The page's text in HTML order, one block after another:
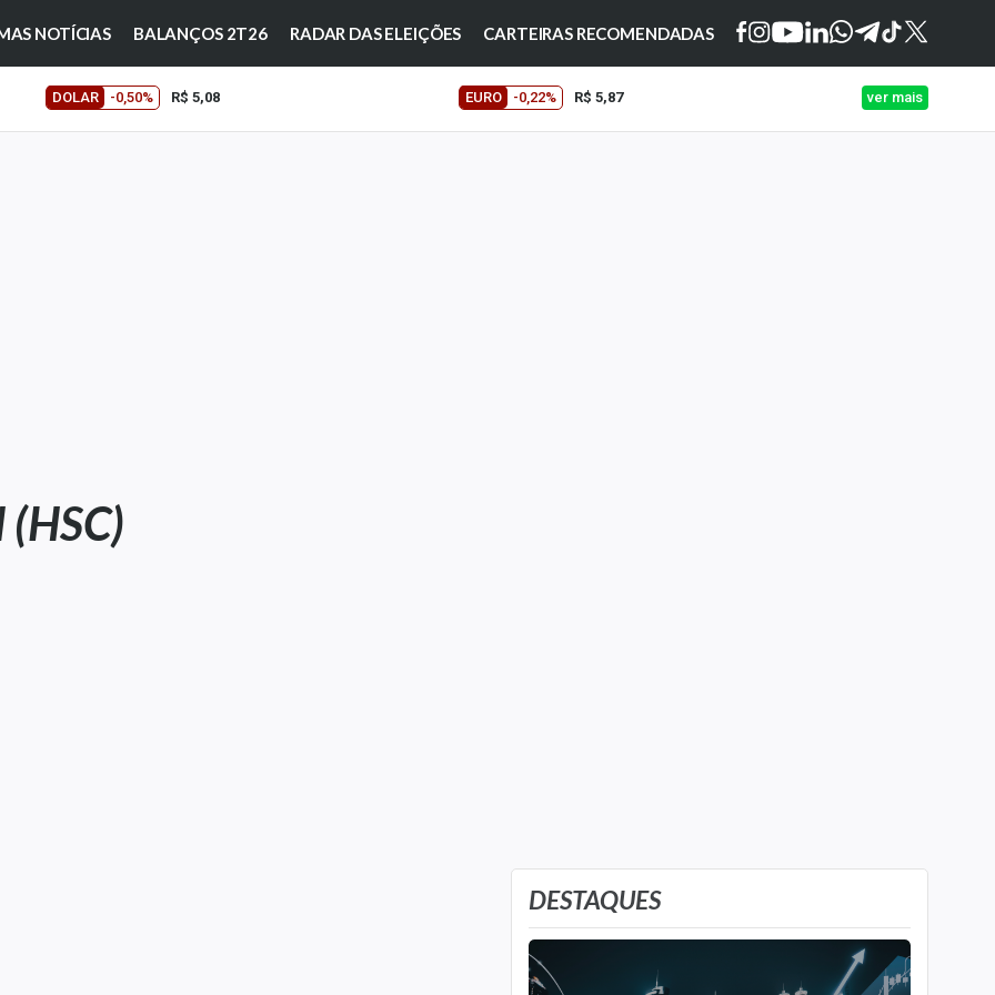
NOTÍCIAS BALANÇOS 2T26 RADAR DAS ELEIÇÕES CARTEIRAS RECOMENDADAS
DOLAR -0,50% R$ 5,08 EURO -0,22% R$ 5,87 ver mais
DESTAQUES